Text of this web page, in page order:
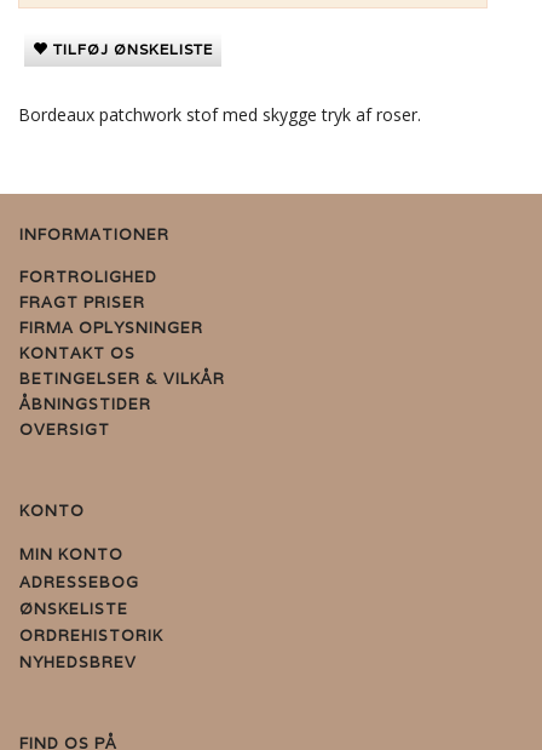
TILFØJ ØNSKELISTE
Bordeaux patchwork stof med skygge tryk af roser.
INFORMATIONER
FORTROLIGHED
FRAGT PRISER
FIRMA OPLYSNINGER
KONTAKT OS
BETINGELSER & VILKÅR
ÅBNINGSTIDER
OVERSIGT
KONTO
MIN KONTO
ADRESSEBOG
ØNSKELISTE
ORDREHISTORIK
NYHEDSBREV
FIND OS PÅ